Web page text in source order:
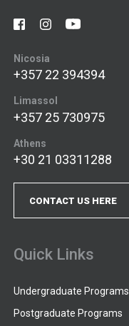
Nicosia
+357 22 394394
Limassol
+357 25 730975
Athens
+30 21 03311288
CONTACT US HERE
Quick Links
Undergraduate Programs
Postgraduate Programs